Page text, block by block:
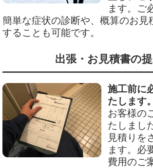
ます。ご
簡単な症状の診断や、概算のお見
することも可能です。
出張・お見積書の
施工前に
たします。
お客様の
たしまし
見積りを
ます。必
費用のご